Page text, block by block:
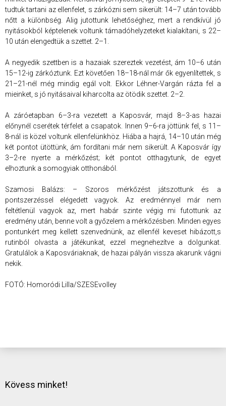
tudtuk tartani az ellenfelet, s zárkózni sem sikerült: 14–7 után tovább
nőtt a különbség. Alig jutottunk lehetőséghez, mert a rendkívül jó
nyitásokból képtelenek voltunk támadóhelyzeteket kialakítani, s 22–
10 után elengedtük a szettet. 2–1.
A negyedik szettben is a hazaiak szereztek vezetést, ám 10–6 után
15–12-ig zárkóztunk. Ezt követően 18–18-nál már ők egyenlítettek, s
21–21-nél még mindig egál volt. Ekkor Léhner-Vargán rázta fel a
mieinket, s jó nyitásaival kiharcolta az ötödik szettet. 2–2.
A záróetapban 6–3-ra vezetett a Kaposvár, majd 8–3-as hazai
előnynél cserétek térfelet a csapatok. Innen 9–6-ra jöttünk fel, s 11–
8-nál is közel voltunk ellenfelünkhöz. Hiába a hajrá, 14–10 után még
két pontot ütöttünk, ám fordítani már nem sikerült. A Kaposvár így
3–2-re nyerte a mérkőzést; két pontot otthagytunk, de egyet
elhoztunk a somogyiak otthonából.
Szamosi Balázs: – Szoros mérkőzést játszottunk és a
pontszerzéssel elégedett vagyok. Az eredménnyel már nem
feltétlenül vagyok az, mert habár szinte végig mi futottunk az
eredmény után, benne volt a győzelem a mérkőzésben. Minden egyes
pontunkért meg kellett szenvednünk, az ellenfél keveset hibázott,s
rutinból olvasta a játékunkat, ezzel megnehezítve a dolgunkat.
Gratulálok a Kaposváriaknak, de hazai pályán vissza akarunk vágni
nekik.
FOTÓ: Homoródi Lilla/SZESEvolley
Kövess minket!